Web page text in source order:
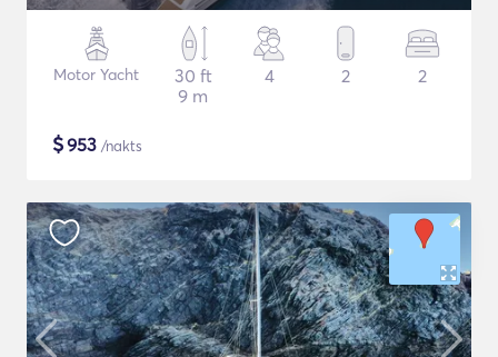
Motor Yacht
30 ft
9 m
4 2 2
$953 /nakts